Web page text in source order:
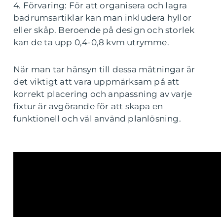
4. Förvaring: För att organisera och lagra
badrumsartiklar kan man inkludera hyllor
eller skåp. Beroende på design och storlek
kan de ta upp 0,4-0,8 kvm utrymme.
När man tar hänsyn till dessa mätningar är
det viktigt att vara uppmärksam på att
korrekt placering och anpassning av varje
fixtur är avgörande för att skapa en
funktionell och väl använd planlösning.